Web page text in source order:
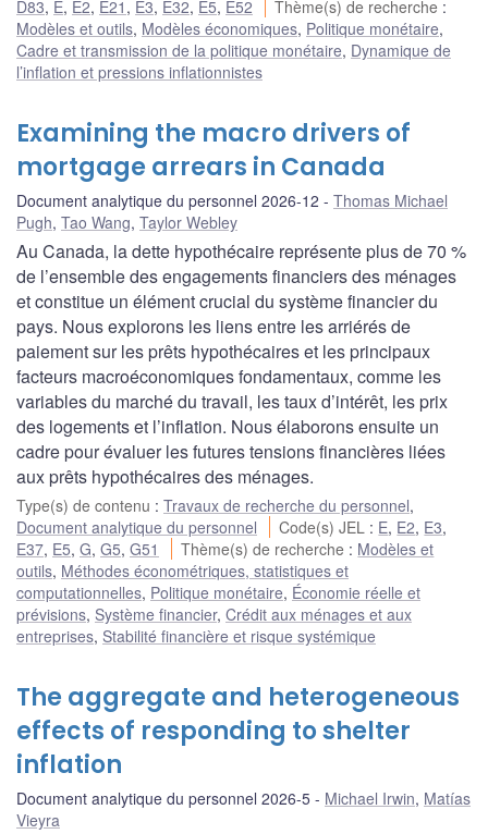
D83, E, E2, E21 , E3, E32, E5, E52 Thème(s) de recherche :
Modèles et outils, Modèles économiques, Politique monétaire,
Cadre et transmission de la politique monétaire, Dynamique de
l’inflation et pressions inflationnistes
Examining the macro drivers of
mortgage arrears in Canada
Document analytique du personnel 2026-12
Thomas Michael
Pugh, Tao Wang, Taylor Webley
Au Canada, la dette hypothécaire représente plus de 70 %
de l’ensemble des engagements financiers des ménages
et constitue un élément crucial du système financier du
pays. Nous explorons les liens entre les arriérés de
paiement sur les prêts hypothécaires et les principaux
facteurs macroéconomiques fondamentaux, comme les
variables du marché du travail, les taux d’intérêt, les prix
des logements et l’inflation. Nous élaborons ensuite un
cadre pour évaluer les futures tensions financières liées
aux prêts hypothécaires des ménages.
Type(s) de contenu : Travaux de recherche du personnel,
Document analytique du personnel
Code(s) JEL : E, E2, E3,
E37, E5, G, G5, G51 Thème(s) de recherche : Modèles et
outils, Méthodes économétriques, statistiques et
computationnelles, Politique monétaire, Économie réelle et
prévisions, Système financier, Crédit aux ménages et aux
entreprises, Stabilité financière et risque systémique
The aggregate and heterogeneous
effects of responding to shelter
inflation
Document analytique du personnel 2026-5 Michael Irwin, Matías
Vieyra